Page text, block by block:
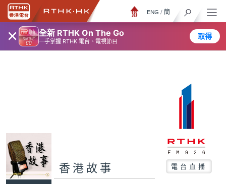
× 全新 RTHK On The Go
一手掌握 RTHK 電台、電視節目
取得
ENG / 簡
香港故事 電台直播